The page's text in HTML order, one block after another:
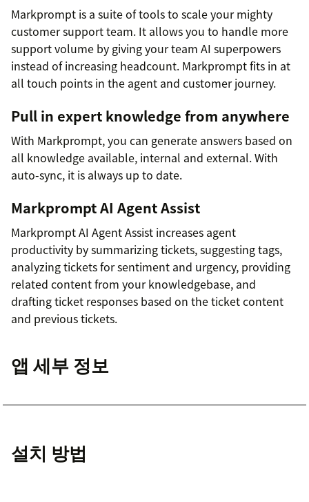
Markprompt is a suite of tools to scale your mighty
customer support team. It allows you to handle more
support volume by giving your team AI superpowers
instead of increasing headcount. Markprompt fits in at
all touch points in the agent and customer journey.
Pull in expert knowledge from anywhere
With Markprompt, you can generate answers based on
all knowledge available, internal and external. With
auto-sync, it is always up to date.
Markprompt AI Agent Assist
Markprompt AI Agent Assist increases agent
productivity by summarizing tickets, suggesting tags,
analyzing tickets for sentiment and urgency, providing
related content from your knowledgebase, and
drafting ticket responses based on the ticket content
and previous tickets.
앱 세부 정보
설치 방법